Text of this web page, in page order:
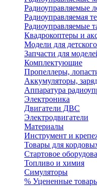
Радиоуправляемые
Радиоуправляемая
Радиоуправляемые
Квадрокоптеры и
Модели для
Запчасти для
Комплектующие
Пропеллеры,
Аккумуляторы,
Аппаратура
Электроника
Двигатели ДВС
Электродвигатели
Материалы
Инструмент и
Товары для
Стартовое
Топливо и химия
Симуляторы
% Уцененные